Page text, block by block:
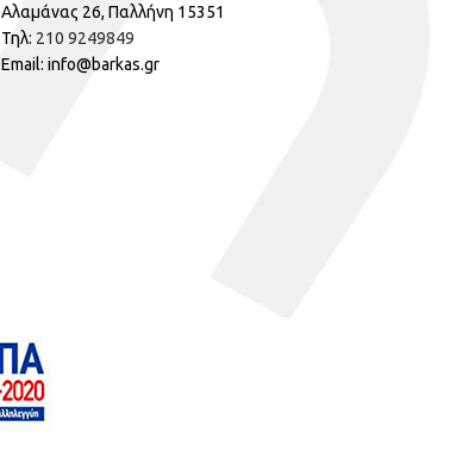
Αλαμάνας 26, Παλλήνη 15351
Τηλ: 210 9249849
Email: info@barkas.gr